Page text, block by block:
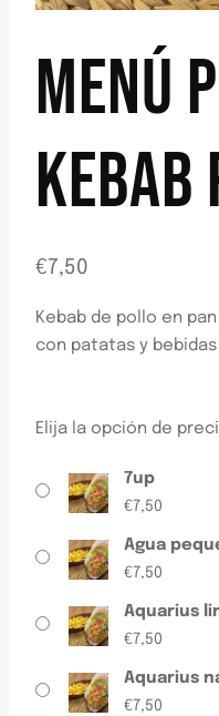
MENÚ
KEBAB
€7,50
Kebab de pollo en
con patatas y bebidas
Elija la opción de
7up
€7,50
Agua
€7,50
Aquarius
€7,50
Aquarius
€7,50